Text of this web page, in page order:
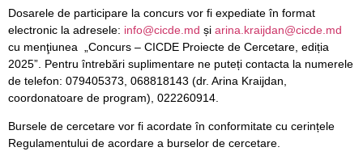
Dosarele de participare la concurs vor fi expediate în format
electronic la adresele: info@cicde.md și arina.kraijdan@cicde.md
cu menţiunea „Concurs – CICDE Proiecte de Cercetare, ediția
2025”. Pentru întrebări suplimentare ne puteți contacta la numerele
de telefon: 079405373, 068818143 (dr. Arina Kraijdan,
coordonatoare de program), 022260914.
Bursele de cercetare vor fi acordate în conformitate cu cerințele
Regulamentului de acordare a burselor de cercetare.